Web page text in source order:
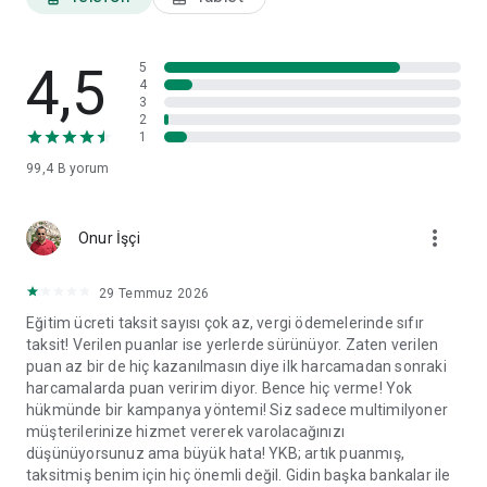
World Mobil'i yorumlarınız doğrultusunda geliştirmeye devam
edeceğiz.
4,5
99,4 B yorum
5
4
3
2
1
Onur İşçi more_vert
29 Temmuz 2026
Eğitim ücreti taksit sayısı çok az, vergi ödemelerinde sıfır
taksit! Verilen puanlar ise yerlerde sürünüyor. Zaten verilen
puan az bir de hiç kazanılmasın diye ilk harcamadan sonraki
harcamalarda puan veririm diyor. Bence hiç verme! Yok
hükmünde bir kampanya yöntemi! Siz sadece multimilyoner
müşterilerinize hizmet vererek varolacağınızı
düşünüyorsunuz ama büyük hata! YKB; artık puanmış,
taksitmiş benim için hiç önemli değil. Gidin başka bankalar ile